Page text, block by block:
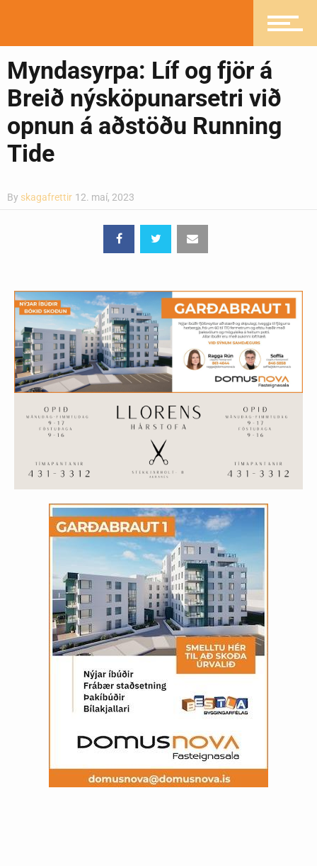
Pistlar
Greinasafn
Ljósmyndasafn
Myndasyrpa: Líf og fjör á
Breið nýsköpunarsetri við
opnun á aðstöðu Running
Tide
By skagafrettir 12. maí, 2023